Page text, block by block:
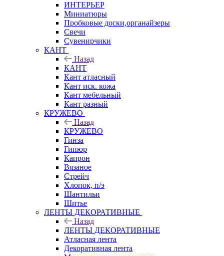
ИНТЕРЬЕР
Миниатюры
Пробковые доски,органайзеры
Свечи
Сувенирчики
КАНТ
Назад
КАНТ
Кант атласный
Кант иск. кожа
Кант мебельный
Кант разный
КРУЖЕВО
Назад
КРУЖЕВО
Гинза
Гипюр
Капрон
Вязаное
Стрейч
Хлопок, п/э
Шантильи
Шитье
ЛЕНТЫ ДЕКОРАТИВНЫЕ
Назад
ЛЕНТЫ ДЕКОРАТИВНЫЕ
Атласная лента
Декоративная лента